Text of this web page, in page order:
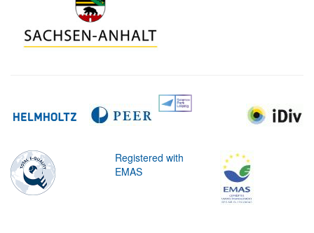
Registered with
EMAS